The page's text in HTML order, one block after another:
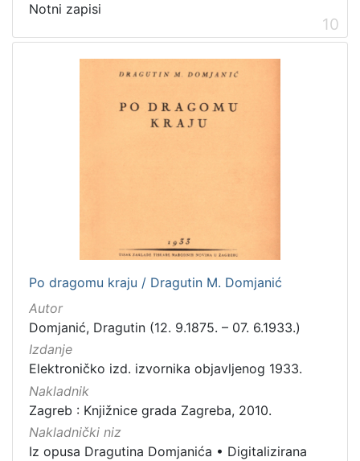
Notni zapisi
10
Po dragomu kraju / Dragutin M. Domjanić
Autor
Domjanić, Dragutin (12. 9.1875. – 07. 6.1933.)
Izdanje
Elektroničko izd. izvornika objavljenog 1933.
Nakladnik
Zagreb : Knjižnice grada Zagreba, 2010.
Nakladnički niz
Iz opusa Dragutina Domjanića • Digitalizirana